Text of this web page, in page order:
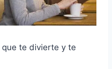
que te divierte y te